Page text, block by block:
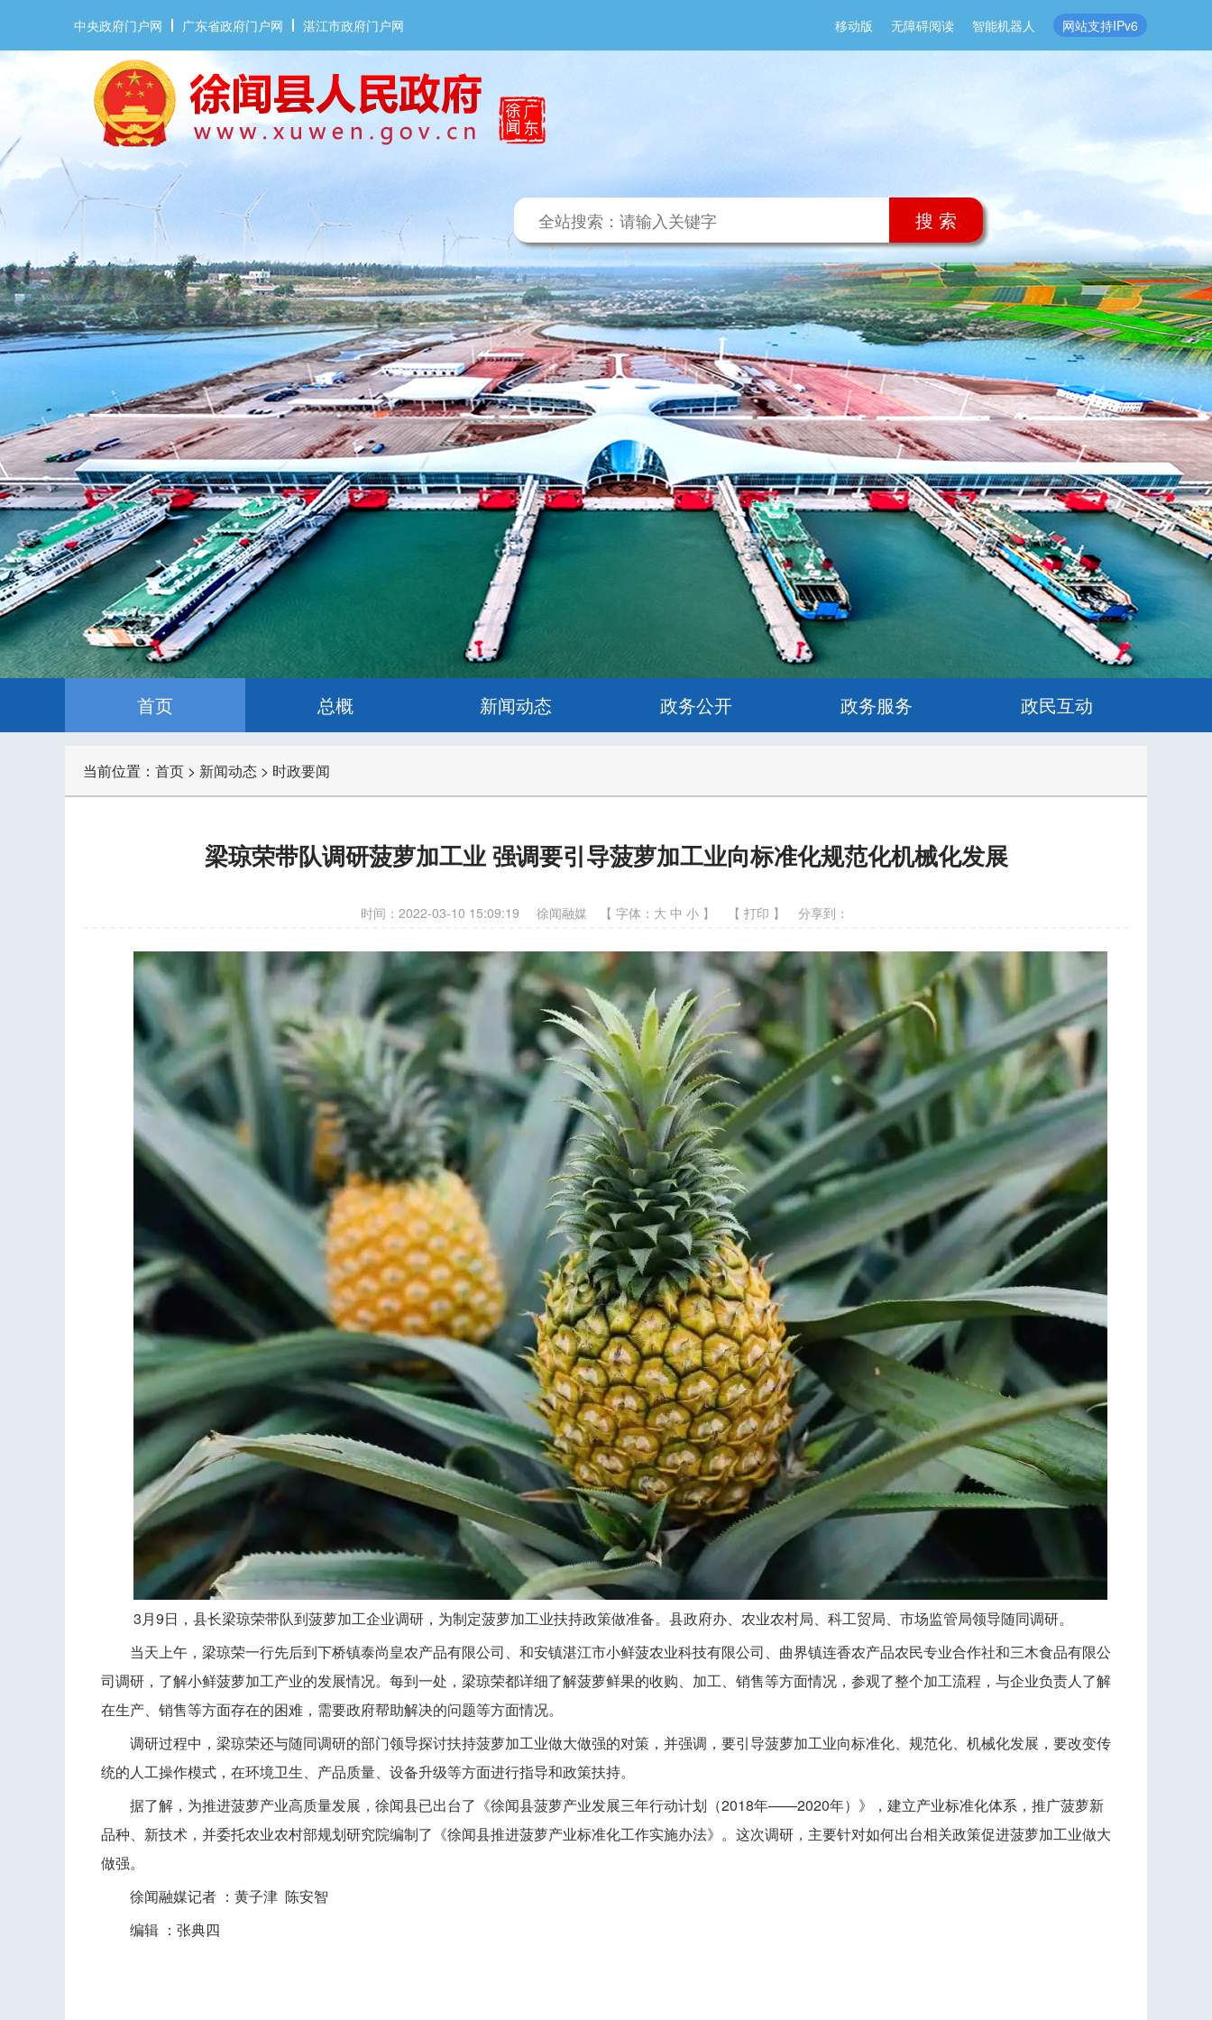
中央政府门户网 广东省政府门户网 湛江市政府门户网 网站支持IPv6
移动版 无障碍阅读 智能机器人
搜 索
首页 总概 新闻动态 政务公开 政务服务 政民互动
当前位置： 首页 > 新闻动态 > 时政要闻
梁琼荣带队调研菠萝加工业 强调要引导菠萝加工业向标准化规范化机械化发展
时间：2022-03-10 15:09:19 徐闻融媒 【 字体： 大 中 小】 【 打印 】 分享到：
3月9日，县长梁琼荣带队到菠萝加工企业调研，为制定菠萝加工业扶持政策做准备。县政府办、农业农村局、科工贸局、市场监管局领导随同调研。
当天上午，梁琼荣一行先后到下桥镇泰尚皇农产品有限公司、和安镇湛江市小鲜菠农业科技有限公司、曲界镇连香农产品农民专业合作社和三木食品有限公
司调研，了解小鲜菠萝加工产业的发展情况。每到一处，梁琼荣都详细了解菠萝鲜果的收购、加工、销售等方面情况，参观了整个加工流程，与企业负责人了解
在生产、销售等方面存在的困难，需要政府帮助解决的问题等方面情况。
调研过程中，梁琼荣还与随同调研的部门领导探讨扶持菠萝加工业做大做强的对策，并强调，要引导菠萝加工业向标准化、规范化、机械化发展，要改变传
统的人工操作模式，在环境卫生、产品质量、设备升级等方面进行指导和政策扶持。
据了解，为推进菠萝产业高质量发展，徐闻县已出台了《徐闻县菠萝产业发展三年行动计划（2018年——2020年）》，建立产业标准化体系，推广菠萝新
品种、新技术，并委托农业农村部规划研究院编制了《徐闻县推进菠萝产业标准化工作实施办法》。这次调研，主要针对如何出台相关政策促进菠萝加工业做大
做强。
徐闻融媒记者 ：黄子津 陈安智
编辑 ：张典四